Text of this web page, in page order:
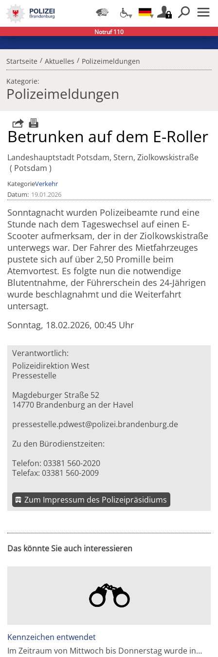
Startseite / Aktuelles / Polizeimeldungen
Kategorie:
Polizeimeldungen
Betrunken auf dem E-Roller
Landeshauptstadt Potsdam, Stern, Ziolkowskistraße
Potsdam
KategorieVerkehr
Datum 19.01.2026
Sonntagnacht wurden Polizeibeamte rund eine
Stunde nach dem Tageswechsel auf einen E-
Scooter aufmerksam, der in der Ziolkowskistraße
unterwegs war. Der Fahrer des Mietfahrzeuges
pustete sich auf über 2,50 Promille beim
Atemvortest. Es folgte nun die notwendige
Blutentnahme, der Führerschein des 24-Jährigen
wurde beschlagnahmt und die Weiterfahrt
untersagt.
Sonntag, 18.02.2026, 00:45 Uhr
Verantwortlich:
Polizeidirektion West
Pressestelle
Magdeburger Straße 52
14770 Brandenburg an der Havel
pressestelle.pdwest@polizei.brandenburg.de
Zu den Bürodienstzeiten:
Telefon: 03381 560-2020
Telefax: 03381 560-2009
Zum Impressum des Polizeipräsidiums
Das könnte Sie auch interessieren
Kennzeichen entwendet
Im Zeitraum von Mittwoch bis Donnerstag wurde in…
Notruf 110